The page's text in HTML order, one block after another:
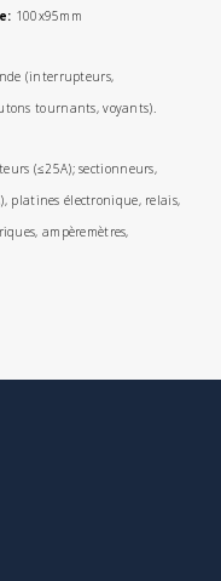
100x95mm
(interrupteurs,
tournants, voyants).
(≤25A); sectionneurs,
platines électronique, relais,
ampèremètres,